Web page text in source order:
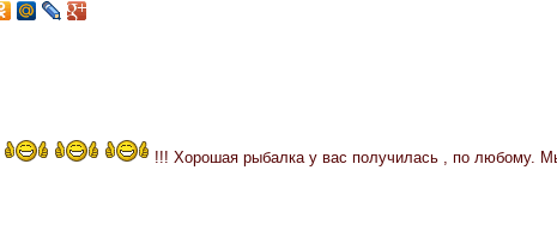
!!! Хорошая рыбалка у вас получилась , по любому.